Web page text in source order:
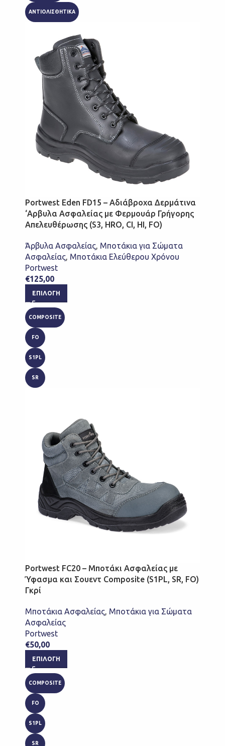
ΑΝΤΙΟΛΙΣΘΗΤΙΚΑ
Portwest Eden FD15 – Αδιάβροχα Δερμάτινα
‘Αρβυλα Ασφαλείας με Φερμουάρ Γρήγορης
Απελευθέρωσης (S3, HRO, CI, HI, FO)
Άρβυλα Ασφαλείας, Μποτάκια για Σώματα
Ασφαλείας, Μποτάκια Ελεύθερου Χρόνου
Portwest
€125,00
ΕΠΙΛΟΓΉ
COMPOSITE
FO
S1PL
SR
Portwest FC20 – Μποτάκι Ασφαλείας με
Ύφασμα και Σουεντ Composite (S1PL, SR, FO)
Γκρί
Μποτάκια Ασφαλείας, Μποτάκια για Σώματα
Ασφαλείας
Portwest
€50,00
ΕΠΙΛΟΓΉ
COMPOSITE
FO
S1PL
SR